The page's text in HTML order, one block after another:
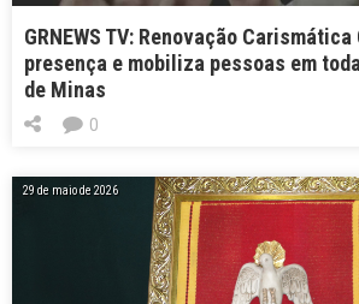
GRNEWS TV: Renovação
presença e mobiliza pessoas em
de Minas
0
29 de maio de 2026